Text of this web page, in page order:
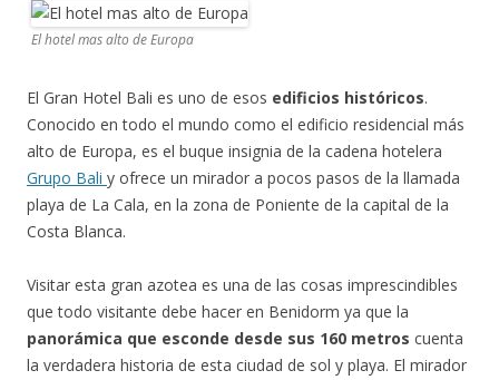
El hotel mas alto de Europa
El Gran Hotel Bali es uno de esos edificios históricos.
Conocido en todo el mundo como el edificio residencial más
alto de Europa, es el buque insignia de la cadena hotelera
Grupo Bali y ofrece un mirador a pocos pasos de la llamada
playa de La Cala, en la zona de Poniente de la capital de la
Costa Blanca.
Visitar esta gran azotea es una de las cosas imprescindibles
que todo visitante debe hacer en Benidorm ya que la
panorámica que esconde desde sus 160 metros cuenta
la verdadera historia de esta ciudad de sol y playa. El mirador